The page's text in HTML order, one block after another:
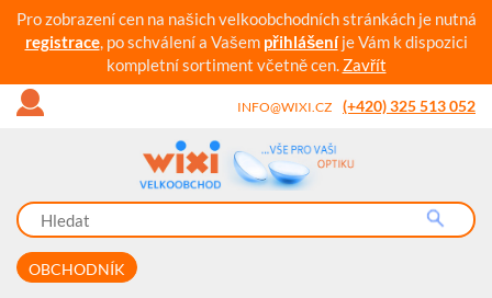
Pro zobrazení cen na našich velkoobchodních stránkách je nutná
registrace, po schválení a Vašem přihlášeníje Vám k dispozici
kompletní sortiment včetně cen. Zavřít
INFO@WIXI.CZ (+420) 325 513 052
OBCHODNÍK